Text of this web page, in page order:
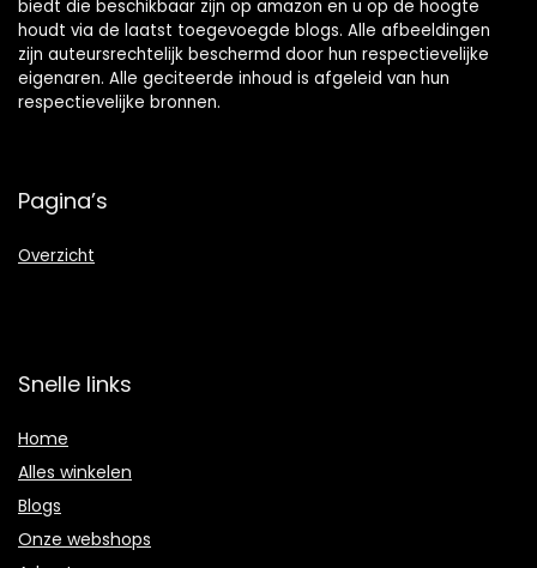
biedt die beschikbaar zijn op amazon en u op de hoogte
houdt via de laatst toegevoegde blogs. Alle afbeeldingen
zijn auteursrechtelijk beschermd door hun respectievelijke
eigenaren. Alle geciteerde inhoud is afgeleid van hun
respectievelijke bronnen.
Pagina’s
Overzicht
Snelle links
Home
Alles winkelen
Blogs
Onze webshops